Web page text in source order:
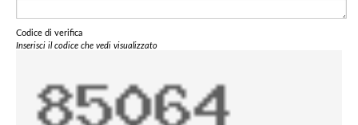
Codice di verifica
Inserisci il codice che vedi visualizzato